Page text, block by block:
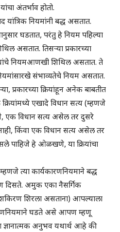
अंतर्भाव होतो.
यांत्रिक नियमांनी बद्ध असतात.
घडतात, परंतु हे नियम पहिल्या
असतात. तिसर्‍या प्रकारच्या
नियमआणखी शिथिल असतात. ते
संभाव्यतेचे नियम असतात.
प्रकारच्या क्रियांहून अनेक बाबतीत
क्रियांमध्ये एखादे विधान सत्य (म्हणजे
एक विधान सत्य असेल तर दुसरे
किंवा एक विधान सत्य असेल तर
पाहिजे हे ओळखणे, या क्रियांचा
त्या कार्यकारणनियमाने बद्ध
अमुक एका नैसर्गिक
शिरला असताना) आपल्याला
घडते असे आपण म्हणू
अनुभव यथार्थ आहे की